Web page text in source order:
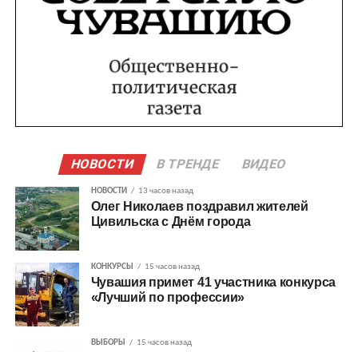
НОВОСТИ В ТРЕНДЕ ВИДЕО
НОВОСТИ 13 часов назад
Олег Николаев поздравил жителей
Цивильска с Днём города
КОНКУРСЫ 15 часов назад
Чувашия примет 41 участника конкурса
«Лучший по профессии»
ВЫБОРЫ 15 часов назад